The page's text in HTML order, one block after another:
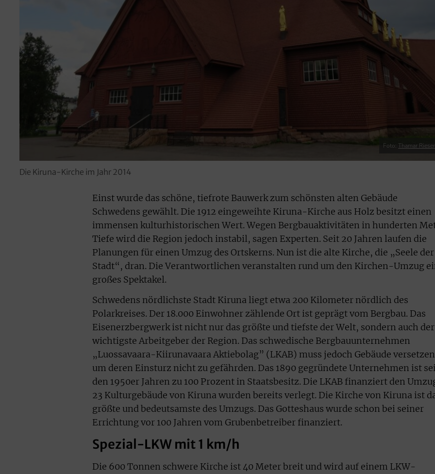
Foto:Thamar Rieser
Die Kiruna-Kirche im Jahr 2014
Einst wurde das schöne, tiefrote Bauwerk zum schönsten alten Gebäude
Schwedens gewählt. Die 1912 eingeweihte Kiruna-Kirche aus Holz besitzt einen
immensen kulturhistorischen Wert. Wegen Bergbauaktivitäten in hunderten
Tiefe wird die Region jedoch instabil, sagen Experten. Seit 20 Jahren laufen die
Planungen für einen Umzug des Ortskerns. Nun ist die alte Kirche, die „Seele der
Stadt“, dran. Die Verantwortlichen veranstalten rund um den Kirchen-Umzug
großes Spektakel.
Schwedens nördlichste Stadt Kiruna liegt etwa 200 Kilometer nördlich des
Polarkreises. Der 18.000 Einwohner zählende Ort ist geprägt vom Bergbau. Das
Eisenerzbergwerk ist nicht nur das größte und tiefste der Welt, sondern auch der
wichtigste Arbeitgeber der Region. Das schwedische Bergbauunternehmen
„Luossavaara-Kiirunavaara Aktiebolag” (LKAB) muss jedoch Gebäude
um deren Einsturz nicht zu gefährden. Das 1890 gegründete Unternehmen ist
den 1950er Jahren zu 100 Prozent in Staatsbesitz. Die LKAB finanziert den
23 Kulturgebäude von Kiruna wurden bereits verlegt. Die Kirche von Kiruna ist
größte und bedeutsamste des Umzugs. Das Gotteshaus wurde schon bei seiner
Errichtung vor 100 Jahren vom Grubenbetreiber finanziert.
Spezial-LKW mit 1 km/h
Die 600 Tonnen schwere Kirche ist 40 Meter breit und wird auf einem LKW-